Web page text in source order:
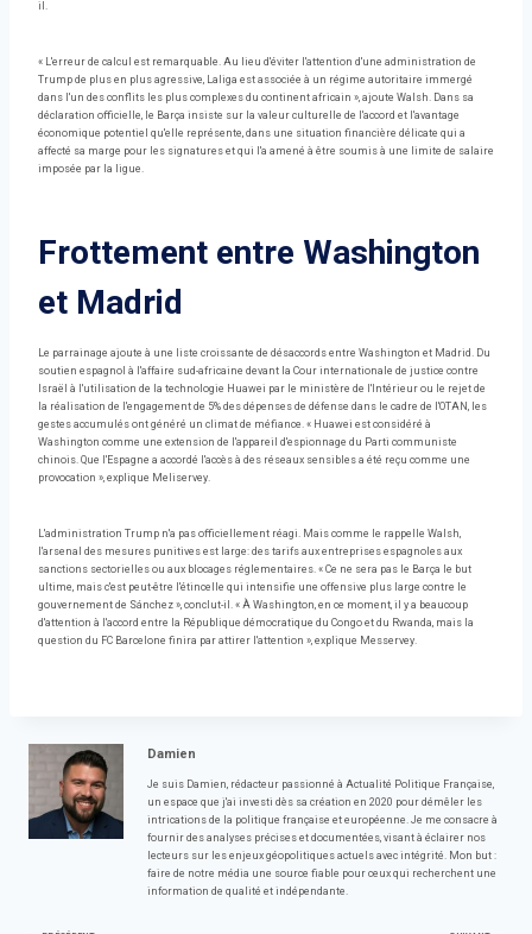
il.
« L'erreur de calcul est remarquable. Au lieu d'éviter l'attention d'une administration de
Trump de plus en plus agressive, Laliga est associée à un régime autoritaire immergé
dans l'un des conflits les plus complexes du continent africain », ajoute Walsh. Dans sa
déclaration officielle, le Barça insiste sur la valeur culturelle de l'accord et l'avantage
économique potentiel qu'elle représente, dans une situation financière délicate qui a
affecté sa marge pour les signatures et qui l'a amené à être soumis à une limite de salaire
imposée par la ligue.
Frottement entre Washington
et Madrid
Le parrainage ajoute à une liste croissante de désaccords entre Washington et Madrid. Du
soutien espagnol à l'affaire sud-africaine devant la Cour internationale de justice contre
Israël à l'utilisation de la technologie Huawei par le ministère de l'Intérieur ou le rejet de
la réalisation de l'engagement de 5% des dépenses de défense dans le cadre de l'OTAN, les
gestes accumulés ont généré un climat de méfiance. « Huawei est considéré à
Washington comme une extension de l'appareil d'espionnage du Parti communiste
chinois. Que l'Espagne a accordé l'accès à des réseaux sensibles a été reçu comme une
provocation », explique Meliservey.
L'administration Trump n'a pas officiellement réagi. Mais comme le rappelle Walsh,
l'arsenal des mesures punitives est large: des tarifs aux entreprises espagnoles aux
sanctions sectorielles ou aux blocages réglementaires. « Ce ne sera pas le Barça le but
ultime, mais c'est peut-être l'étincelle qui intensifie une offensive plus large contre le
gouvernement de Sánchez », conclut-il. « À Washington, en ce moment, il y a beaucoup
d'attention à l'accord entre la République démocratique du Congo et du Rwanda, mais la
question du FC Barcelone finira par attirer l'attention », explique Messervey.
Damien
Je suis Damien, rédacteur passionné à Actualité Politique Française,
un espace que j'ai investi dès sa création en 2020 pour démêler les
intrications de la politique française et européenne. Je me consacre à
fournir des analyses précises et documentées, visant à éclairer nos
lecteurs sur les enjeux géopolitiques actuels avec intégrité. Mon but :
faire de notre média une source fiable pour ceux qui recherchent une
information de qualité et indépendante.